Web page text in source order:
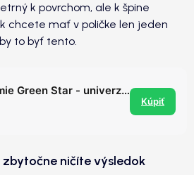
k povrchom, ale k špine
chcete mať v poličke len jeden
to byť tento.
Koch Chemie Green Star - univerzálny čistič
Kúpiť
ničíte výsledok